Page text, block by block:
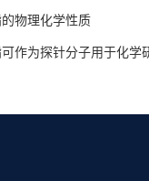
物理化学性质
作为探针分子用于化学